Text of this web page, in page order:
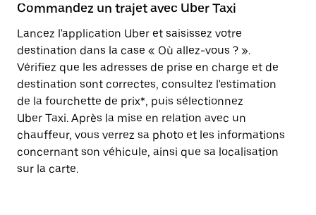
calendrier.
Commandez un trajet avec Uber Taxi
Lancez l'application Uber et saisissez votre
destination dans la case « Où allez-vous ? ».
Vérifiez que les adresses de prise en charge et de
destination sont correctes, consultez l'estimation
de la fourchette de prix*, puis sélectionnez
Uber Taxi. Après la mise en relation avec un
chauffeur, vous verrez sa photo et les informations
concernant son véhicule, ainsi que sa localisation
sur la carte.